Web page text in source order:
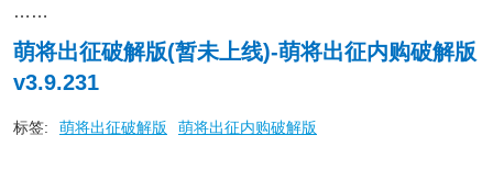
……
萌将出征破解版(暂未上线)-萌将出征内购破解版
v3.9.231
标签: 萌将出征破解版 萌将出征内购破解版